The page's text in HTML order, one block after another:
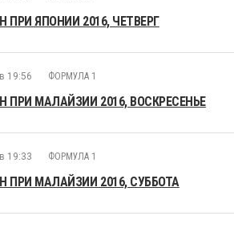
ПРИ ЯПОНИИ 2016, ЧЕТВЕРГ
19:56 ФОРМУЛА 1
ПРИ МАЛАЙЗИИ 2016, ВОСКРЕСЕНЬЕ
19:33 ФОРМУЛА 1
ПРИ МАЛАЙЗИИ 2016, СУББОТА